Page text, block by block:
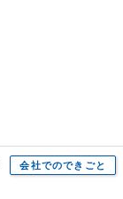
会社でのできごと